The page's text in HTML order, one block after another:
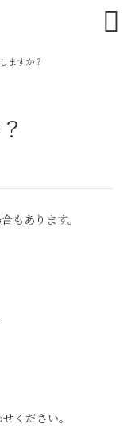

ますか？
もあります。
ください。